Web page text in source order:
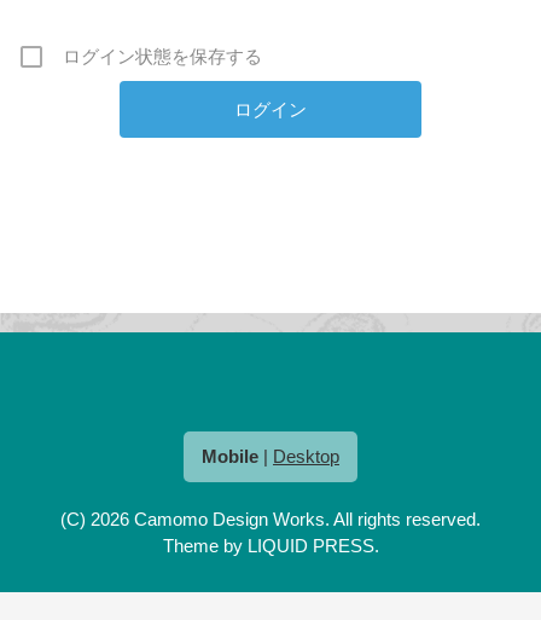
ログイン状態を保存する
Mobile | Desktop
(C) 2026 Camomo Design Works. All rights reserved.
Theme by LIQUID PRESS.